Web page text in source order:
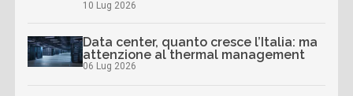
10 Lug 2026
Data center, quanto cresce l’Italia: ma
attenzione al thermal management
06 Lug 2026